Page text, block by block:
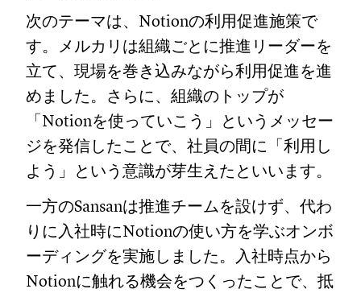
次のテーマは、Notionの利用促進施策で
す。メルカリは組織ごとに推進リーダーを
立て、現場を巻き込みながら利用促進を進
めました。さらに、組織のトップが
「Notionを使っていこう」というメッセー
ジを発信したことで、社員の間に「利用し
よう」という意識が芽生えたといいます。
一方のSansanは推進チームを設けず、代わ
りに入社時にNotionの使い方を学ぶオンボ
ーディングを実施しました。入社時点から
Notionに触れる機会をつくったことで、抵